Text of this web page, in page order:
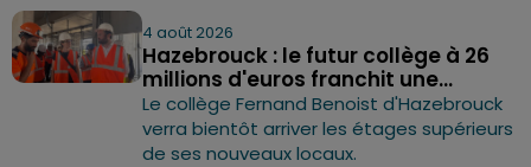
4 août 2026
Hazebrouck : le futur collège à 26
millions d'euros franchit une...
Le collège Fernand Benoist d'Hazebrouck
verra bientôt arriver les étages supérieurs
de ses nouveaux locaux.